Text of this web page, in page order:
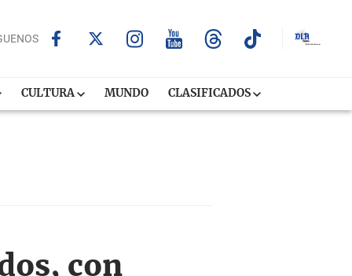
CULTURA MUNDO CLASIFICADOS
con